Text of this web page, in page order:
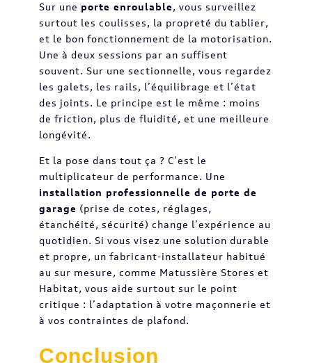
Sur une porte enroulable, vous surveillez
surtout les coulisses, la propreté du tablier,
et le bon fonctionnement de la motorisation.
Une à deux sessions par an suffisent
souvent. Sur une sectionnelle, vous regardez
les galets, les rails, l’équilibrage et l’état
des joints. Le principe est le même : moins
de friction, plus de fluidité, et une meilleure
longévité.
Et la pose dans tout ça ? C’est le
multiplicateur de performance. Une
installation professionnelle de porte de
garage (prise de cotes, réglages,
étanchéité, sécurité) change l’expérience au
quotidien. Si vous visez une solution durable
et propre, un fabricant-installateur habitué
au sur mesure, comme Matussière Stores et
Habitat, vous aide surtout sur le point
critique : l’adaptation à votre maçonnerie et
à vos contraintes de plafond.
Conclusion